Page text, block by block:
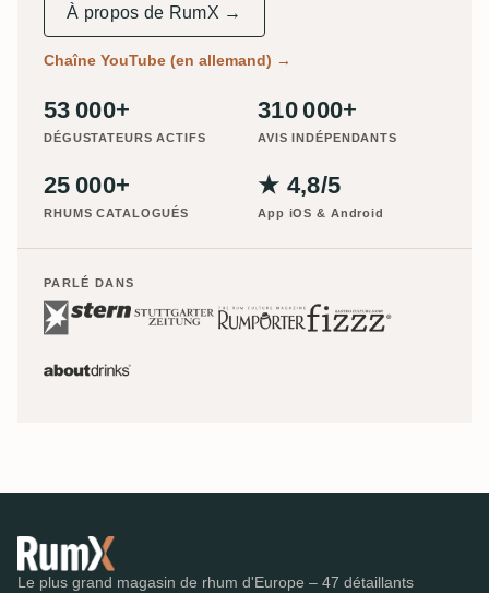
À propos de RumX →
Chaîne YouTube (en allemand) →
53 000+
DÉGUSTATEURS ACTIFS
310 000+
AVIS INDÉPENDANTS
25 000+
RHUMS CATALOGUÉS
★ 4,8/5
App iOS & Android
PARLÉ DANS
Le plus grand magasin de rhum d'Europe – 47 détaillants